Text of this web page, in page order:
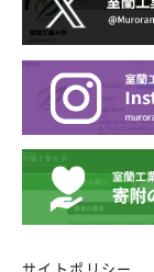
サイトポリシー